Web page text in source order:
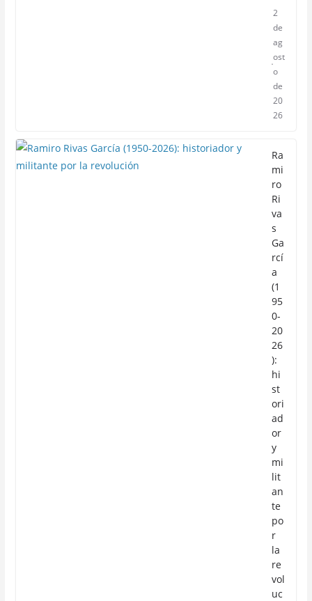
2
de
ag
ost
o
de
20
26
Ra
mi
ro
Ri
va
s
Ga
rcí
a
(1
95
0-
20
26
):
hi
st
ori
ad
or
y
mi
lit
an
te
po
r
la
re
vol
uc